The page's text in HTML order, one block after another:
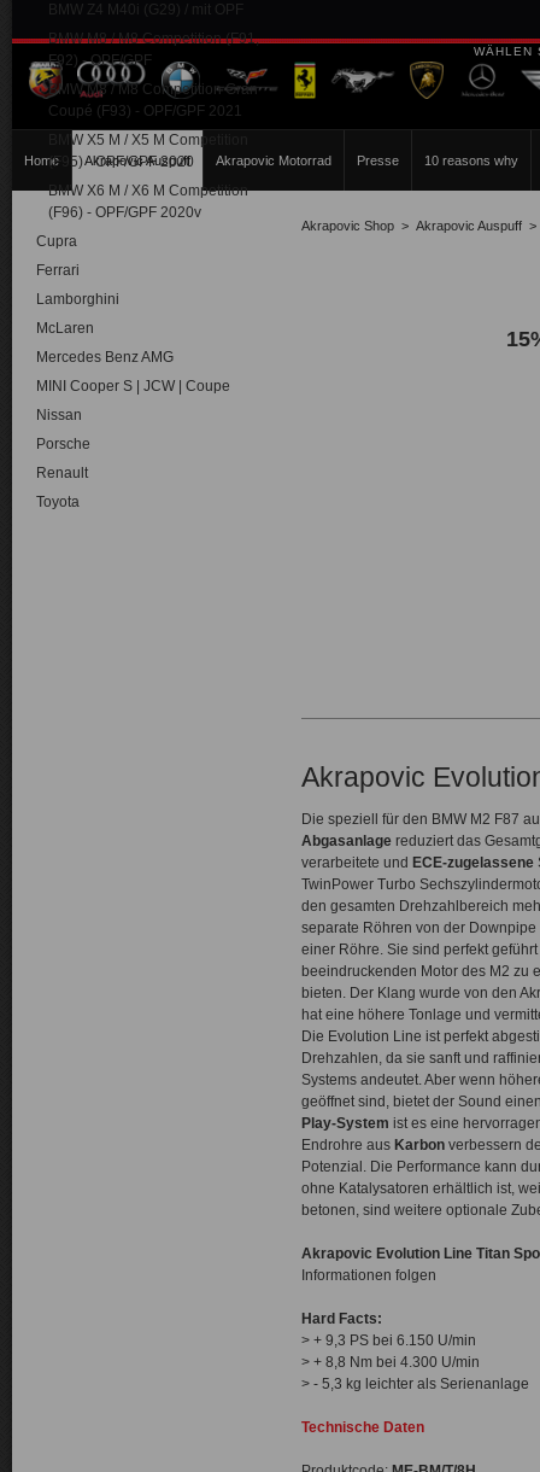
WÄHLEN
Home Akrapovic Auspuff Akrapovic Motorrad Presse 10 reasons why
BMW Z4 M40i (G29) / mit OPF
BMW M8 / M8 Competition (F91,
F92) - OPF/GPF
BMW M8 / M8 Competition Gran
Coupé (F93) - OPF/GPF 2021
BMW X5 M / X5 M Competition
(F95) - OPF/GPF 2020
BMW X6 M / X6 M Competition
(F96) - OPF/GPF 2020v
Cupra
Ferrari
Lamborghini
McLaren
Mercedes Benz AMG
MINI Cooper S | JCW | Coupe
Nissan
Porsche
Renault
Toyota
Akrapovic Shop > Akrapovic Auspuff
Akrapovic
Die speziell für den BMW M2 F87
Abgasanlage reduziert das
verarbeitete und ECE-zugelassene
TwinPower Turbo
den gesamten Drehzahlbereich
separate Röhren von der
einer Röhre. Sie sind perfekt
beeindruckenden Motor des M2
bieten. Der Klang wurde von den
hat eine höhere Tonlage und
Die Evolution Line ist perfekt
Drehzahlen, da sie sanft und
Systems andeutet. Aber wenn
geöffnet sind, bietet der Sound
Play-System ist es eine
Endrohre aus Karbon verbessern
Potenzial. Die Performance kann
ohne Katalysatoren erhältlich ist,
betonen, sind weitere optionale
Akrapovic Evolution Line Titan
Informationen folgen
Hard Facts:
> + 9,3 PS bei 6.150 U/min
> + 8,8 Nm bei 4.300 U/min
> - 5,3 kg leichter als Serienanlage
Technische Daten